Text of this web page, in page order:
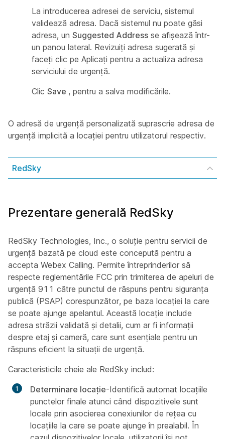
La introducerea adresei de serviciu, sistemul
validează adresa. Dacă sistemul nu poate găsi
adresa, un Suggested Address se afișează într-
un panou lateral. Revizuiți adresa sugerată și
faceți clic pe Aplicați pentru a actualiza adresa
serviciului de urgență.
Clic Save , pentru a salva modificările.
O adresă de urgență personalizată suprascrie adresa de
urgență implicită a locației pentru utilizatorul respectiv.
RedSky
Prezentare generală RedSky
RedSky Technologies, Inc., o soluție pentru servicii de
urgență bazată pe cloud este concepută pentru a
accepta Webex Calling. Permite întreprinderilor să
respecte reglementările FCC prin trimiterea de apeluri de
urgență 911 către punctul de răspuns pentru siguranța
publică (PSAP) corespunzător, pe baza locației la care
se poate ajunge apelantul. Această locație include
adresa străzii validată și detalii, cum ar fi informații
despre etaj și cameră, care sunt esențiale pentru un
răspuns eficient la situații de urgență.
Caracteristicile cheie ale RedSky includ:
Determinare locație-Identifică automat locațiile
punctelor finale atunci când dispozitivele sunt
locale prin asocierea conexiunilor de rețea cu
locațiile la care se poate ajunge în prealabil. În